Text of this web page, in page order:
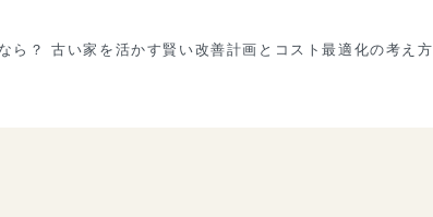
ら？ 古い家を活かす賢い改善計画とコスト最適化の考え方